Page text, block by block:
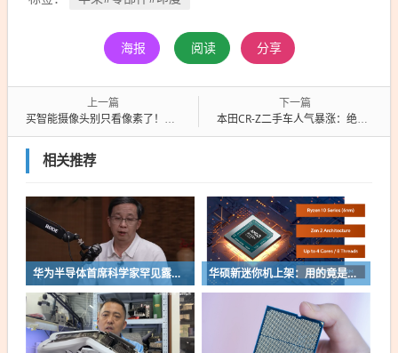
海报 阅读 分享
上一篇
买智能摄像头别只看像素了！7月1日起新规施行：认准星级
下一篇
本田CR-Z二手车人气暴涨：绝版手动混动轿跑火了！
相关推荐
华为半导体首席科学家罕见露面：摩尔定律迭代逻辑已变 经济性早已停滞 华硕新迷你机上架：用的竟是AMD Zen 2改名老芯片！